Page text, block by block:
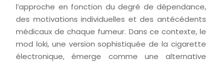
l’approche en fonction du degré de dépendance,
des motivations individuelles et des antécédents
médicaux de chaque fumeur. Dans ce contexte, le
mod loki, une version sophistiquée de la cigarette
électronique, émerge comme une alternative